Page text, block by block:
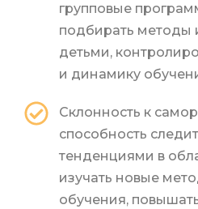
групповые
подбирать методы
детьми,
и динамику
Склонность к
способность
тенденциями в
изучать новые
обучения,